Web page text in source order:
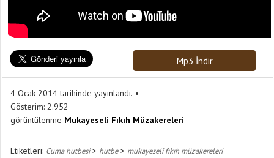
Mp3 İndir
4 Ocak 2014 tarihinde yayınlandı.
Gösterim: 2.952
görüntülenme Mukayeseli Fıkıh Müzakereleri
Etiketleri: Cuma hutbesi> hutbe> mukayeseli fıkıh müzakereleri